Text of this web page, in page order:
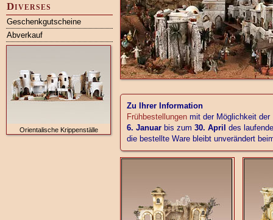
Diverses
Geschenkgutscheine
Abverkauf
Orientalische Krippenställe
Zu Ihrer Information
Frühbestellungen mit der Möglichkeit
6. Januar bis zum 30. April des
die bestellte Ware bleibt unverändert